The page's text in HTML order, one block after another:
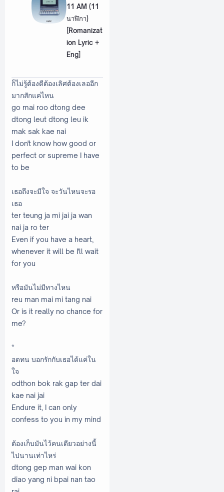
11 AM (11
นาฬิกา)
[Romanizat
ion Lyric +
Eng]
ก็ไม่รู้ต้องดีต้องเลิศต้องเลออีก
มากสักแค่ไหน
go mai roo dtong dee
dtong leut dtong leu ik
mak sak kae nai
I don't know how good or
perfect or supreme I have
to be
เธอถึงจะมีใจ จะวันไหนจะรอ
เธอ
ter teung ja mi jai ja wan
nai ja ro ter
Even if you have a heart,
whenever it will be I'll wait
for you
หรือมันไม่มีทางไหน
reu man mai mi tang nai
Or is it really no chance for
me?
*
อดทน บอกรักกับเธอได้แค่ใน
ใจ
odthon bok rak gap ter dai
kae nai jai
Endure it, I can only
confess to you in my mind
ต้องเก็บมันไว้คนเดียวอย่างนี้
ไปนานเท่าไหร่
dtong gep man wai kon
diao yang ni bpai nan tao